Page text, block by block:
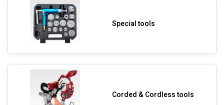
Special tools
Corded & Cordless tools